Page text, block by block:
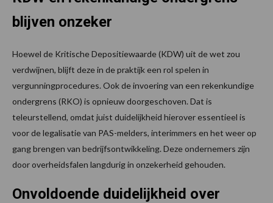
blijven onzeker
Hoewel de Kritische Depositiewaarde (KDW) uit de wet zou
verdwijnen, blijft deze in de praktijk een rol spelen in
vergunningprocedures. Ook de invoering van een rekenkundige
ondergrens (RKO) is opnieuw doorgeschoven. Dat is
teleurstellend, omdat juist duidelijkheid hierover essentieel is
voor de legalisatie van PAS-melders, interimmers en het weer op
gang brengen van bedrijfsontwikkeling. Deze ondernemers zijn
door overheidsfalen langdurig in onzekerheid gehouden.
Onvoldoende duidelijkheid over